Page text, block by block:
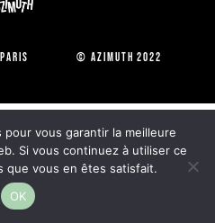
Paris © Azimuth 2022
vous garantir la meilleure
Si vous continuez à utiliser ce
que vous en êtes satisfait.
OK